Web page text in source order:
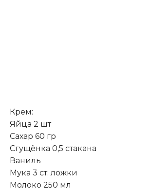
Крем:
Яйца 2 шт
Сахар 60 гр
Сгущёнка 0,5 стакана
Ваниль
Мука 3 ст. ложки
Молоко 250 мл